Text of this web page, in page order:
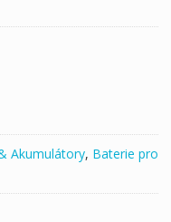
Akumulátory, Baterie pro